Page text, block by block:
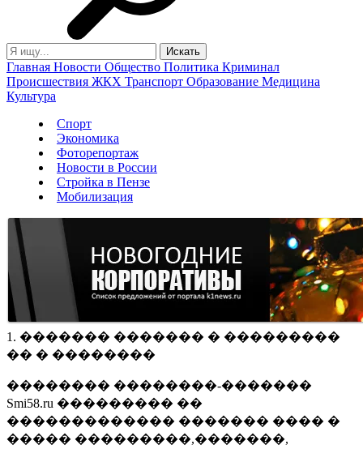
Главная Новости Общество Политика Криминал
Происшествия ЖКХ Транспорт Образование Медицина
Культура
Спорт
Экономика
Фоторепортаж
Новости в России
Стройка в Пензе
Мобилизация
1. ������� ������� � ���������
�� � ��������
�������� ��������-�������
Smi58.ru ��������� ��
������������� ������� ���� �
����� ���������,�������,